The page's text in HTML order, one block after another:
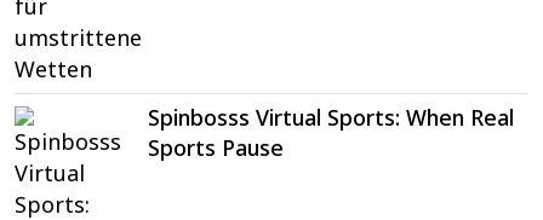
Spinbosss Virtual Sports: When Real
Sports Pause